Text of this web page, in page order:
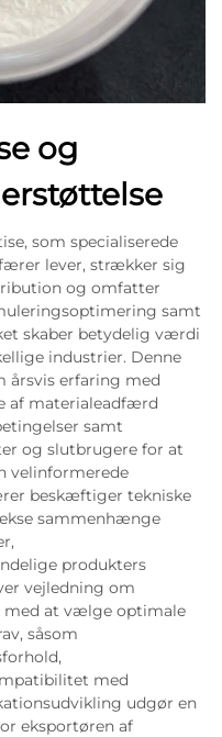
og
som specialiserede
lever, strækker sig
og omfatter
samt
skaber betydelig værdi
industrier. Denne
årsvis erfaring med
af materialeadfærd
samt
og slutbrugere for at
velinformerede
beskæftiger tekniske
sammenhænge
produkters
vejledning om
at vælge optimale
såsom
med
udgør en
eksportøren af